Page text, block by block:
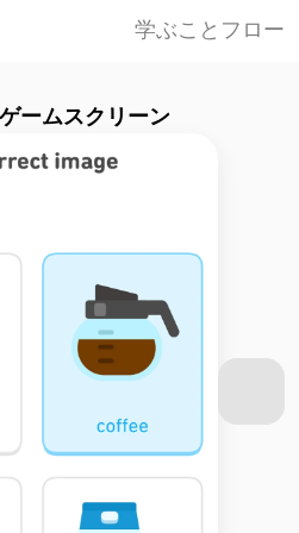
学ぶことフロー
ゲームスクリーン